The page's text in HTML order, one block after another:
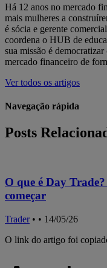
Há 12 anos no mercado
mais mulheres a
é sócia e gerente
coordena o HUB de
sua missão é
mercado financeiro de
Ver todos os artigos
Navegação rápida
Posts
O que é Day
começar
Trader• • 14/05/26
O link do artigo foi